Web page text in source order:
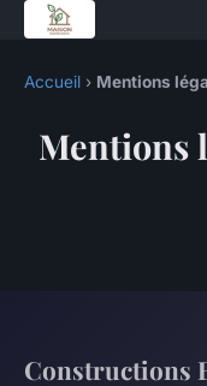
Accueil › Mentions
Mentions
Constructions